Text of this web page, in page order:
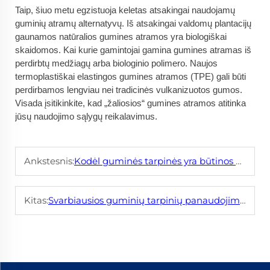
Taip, šiuo metu egzistuoja keletas atsakingai naudojamų
guminių atramų alternatyvų. Iš atsakingai valdomų plantacijų
gaunamos natūralios gumines atramos yra biologiškai
skaidomos. Kai kurie gamintojai gamina gumines atramas iš
perdirbtų medžiagų arba biologinio polimero. Naujos
termoplastiškai elastingos gumines atramos (TPE) gali būti
perdirbamos lengviau nei tradicinės vulkanizuotos gumos.
Visada įsitikinkite, kad „žaliosios“ gumines atramos atitinka
jūsų naudojimo sąlygų reikalavimus.
Ankstesnis:Kodėl guminės tarpinės yra būtinos pramonės ir statybų sektoriuose?
Kitas:Svarbiausios guminių tarpinių panaudojimo sritys automobilių ir pramonės sektoriuose